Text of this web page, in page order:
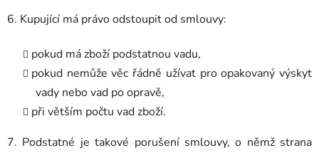
6. Kupující má právo odstoupit od smlouvy:
pokud má zboží podstatnou vadu,
pokud nemůže věc řádně užívat pro opakovaný výskyt
vady nebo vad po opravě,
při větším počtu vad zboží.
7. Podstatné je takové porušení smlouvy, o němž strana